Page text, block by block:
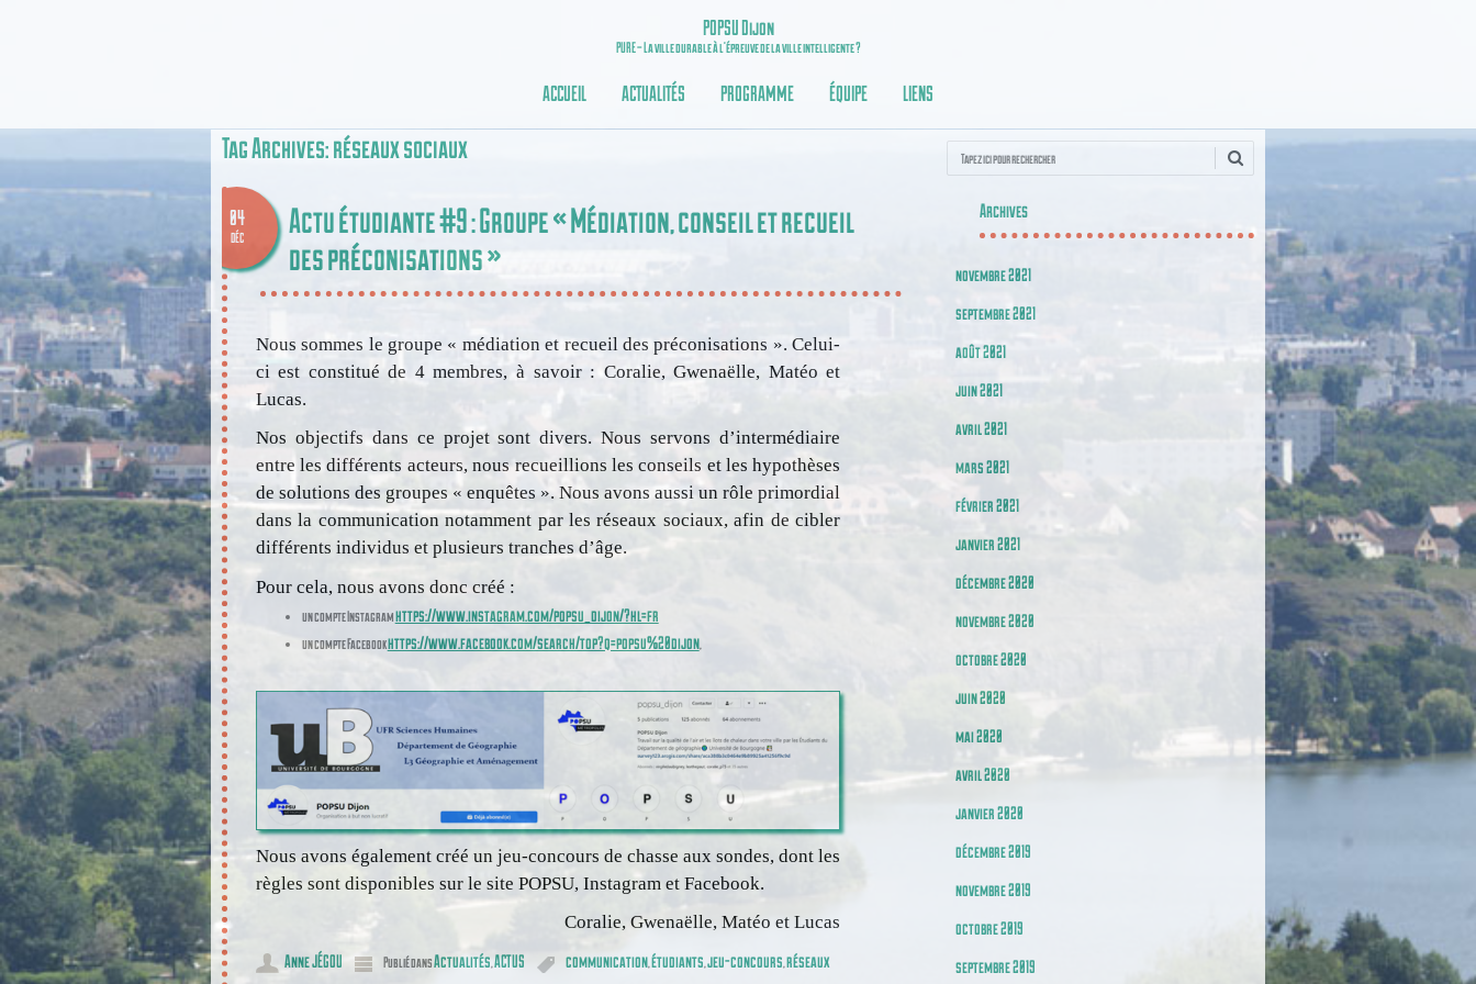
POPSU Dijon
PURE – La ville durable à l’épreuve de la ville intelligente ?
ACCUEIL ACTUALITÉS PROGRAMME ÉQUIPE LIENS
Tag Archives:réseaux sociaux
04
DÉC
Actu étudiante #9 : Groupe « Médiation, conseil et recueil
des préconisations »
Nous sommes le groupe « médiation et recueil des préconisations ». Celui-
ci est constitué de 4 membres, à savoir : Coralie, Gwenaëlle, Matéo et
Lucas.
Nos objectifs dans ce projet sont divers. Nous servons d’intermédiaire
entre les différents acteurs, nous recueillions les conseils et les hypothèses
de solutions des groupes « enquêtes ». Nous avons aussi un rôle primordial
dans la communication notamment par les réseaux sociaux, afin de cibler
différents individus et plusieurs tranches d’âge.
Pour cela, nous avons donc créé :
un compte Instagramhttps://www.instagram.com/popsu_dijon/?hl=fr
un compte Facebookhttps://www.facebook.com/search/top?q=popsu%20dijon,
Nous avons également créé un jeu-concours de chasse aux sondes, dont les
règles sont disponibles sur le site POPSU, Instagram et Facebook.
Coralie, Gwenaëlle, Matéo et Lucas
Anne JÉGOU
Publié dansActualités,ACTUS communication,étudiants,jeu-concours,réseaux
Recherche
Archives
novembre 2021
septembre 2021
août 2021
juin 2021
avril 2021
mars 2021
février 2021
janvier 2021
décembre 2020
novembre 2020
octobre 2020
juin 2020
mai 2020
avril 2020
janvier 2020
décembre 2019
novembre 2019
octobre 2019
septembre 2019